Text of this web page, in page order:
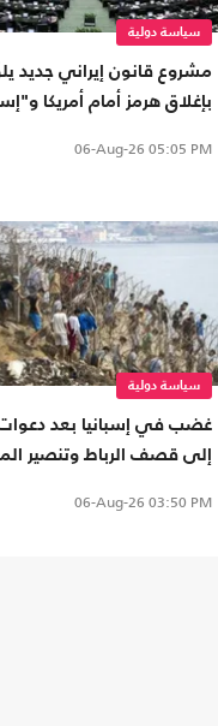
سياسة دولية
مشروع قانون إيراني جديد
بإغلاق هرمز أمام أمريكا
06-Aug-26 05:05 PM
سياسة دولية
غضب في إسبانيا بعد
إلى قصف الرباط وتنصير
06-Aug-26 03:50 PM